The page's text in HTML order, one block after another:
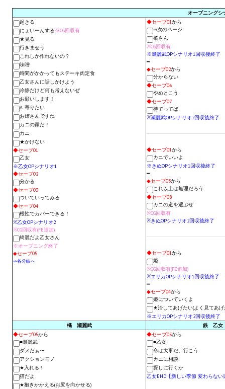
Dungeon Siege 2 Legendary Mod (Русские субтитры)
Новый ГГ
Моды группы
Теневой кардинал для Скайрима
Работы Alexandra10
Kitana HGEC
Apella CBBE SSE BodySlide (with Physics)
Apella 2.0 CBBE SSE BodySlide (with Physics)
Kitana CBBE SSE BodySlide (with Physics)
Nekomimi
New Light Skyrim SE
SB Corset Armor CBBE SSE BodySlide (with Physics)
Wedding Wear CBBE SSE BodySlide (with Physics)
Немного героев меча и магии
Расширенная версия Х3
REBalance
オープニングシ
起きる
にょいーんする※CG回収有
★見る
行きませう
これしか作れないの？
味噌
時間がかかってもステーキ肉定食
乙女さんに話しかけよう
冷静だけど何も考えないぜ
お願いします！
A. 寄りたい
お姉さんですね
カニの家だ！
カニ
★かけない
◆セーブ01
乙女
※乙女OPシナリオ1
◆セーブ02
分かる
◆セーブ03
ついていってみる
◆セーブ04
根性でカバーできる！
※乙女OPシナリオ2
※CG回収有(FE追加)
綺麗だよ乙女さん
※オープニング終了
◆セーブ05
⇒各分岐へ
◆セーブ01から
⇒次のページ
橘さん
※CG回収有
※瀬麗武OPシナリオ1回収後終了
━
◆セーブ02から
分からない
◆セーブ06
やめとこう
◆セーブ07
待てってば
※瀬麗武OPシナリオ2回収後終了
◆セーブ01から
カニでいいよ
※きぬOPシナリオ1回収後終了
━
◆セーブ03から
これ以上は無理だろう
◆セーブ08
カニの道を選ぶぜ
※CG回収有
※きぬOPシナリオ2回収後終了
◆セーブ01から
姫
※CG回収有(FE追加)
※エリカOPシナリオ1回収後終了
━
◆セーブ04から
姫についていくよ
★治してあげたい(よく見てあげ
※エリカOPシナリオ2回収後終了
橘 瀬麗武
鉄 乙女
◆セーブ05から
■瀬麗武
ダメだぁ〜
アクションモノ
★入れる！
猫だよ
★抱きかかえる(お尻を向かせる)
◆セーブ05から
■乙女
命は大事だ。行こう
カニに相談
探しに行くか
乙女END【新しい季節 変わらない